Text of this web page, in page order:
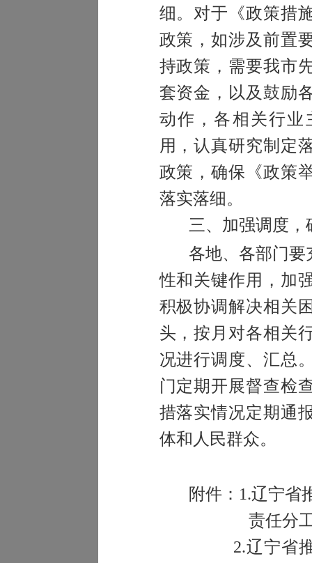
细。 对于《政策措
政策，如涉及前置
持政策，需要我市
套资金，以及鼓励
动作，各相关行业
用，认真研究制定
政策，确保《政策
落实落细。
三、加强调度
各地、各部门要
性和关键作用，加
积极协调解决相关
头，按月对各相关
况进行调度、汇总
门定期开展督查检
措落实情况定期通
体和人民群众。
附件： 1.辽宁省
责任分
2.辽宁省